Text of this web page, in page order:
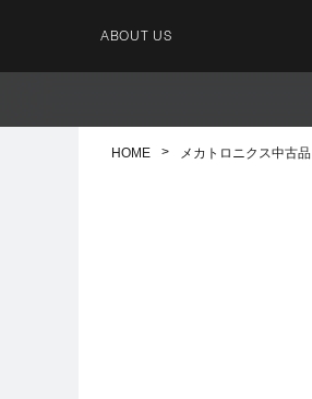
ABOUT US
HOME メカトロニクス中古品